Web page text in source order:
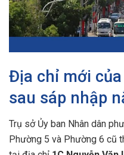
Địa chỉ mới
sau sáp nhập
Trụ sở Ủy ban Nhân dân
Phường 5 và Phường 6 cũ